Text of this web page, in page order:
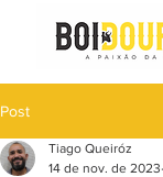
Post
Tiago Queiróz
14 de nov. de 2023